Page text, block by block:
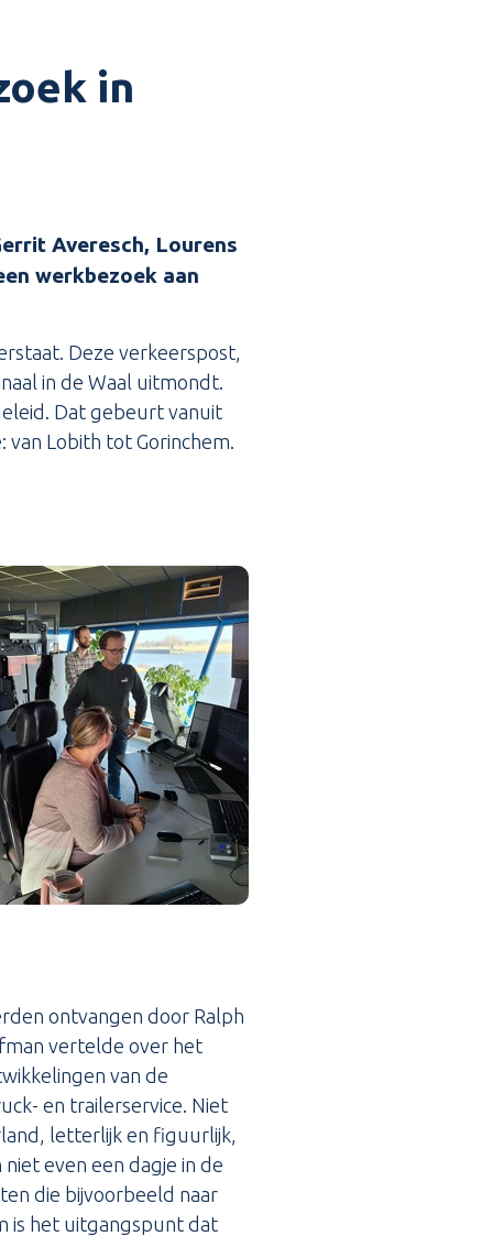
in
Averesch, Lourens
werkbezoek aan
Deze verkeerspost,
in de Waal uitmondt.
Dat gebeurt vanuit
Lobith tot Gorinchem.
ontvangen door Ralph
vertelde over het
van de
en trailerservice. Niet
letterlijk en figuurlijk,
even een dagje in de
die bijvoorbeeld naar
is het uitgangspunt dat